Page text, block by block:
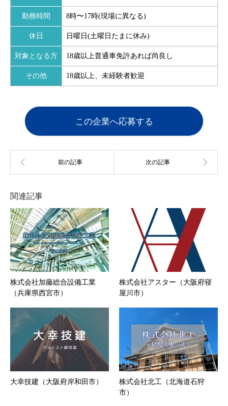
勤務時間 8時〜17時(現場に異なる)
休日 日曜日(土曜日たまに休み)
対象となる方 18歳以上普通車免許あれば尚良し
その他 18歳以上、未経験者歓迎
この企業へ応募する
関連記事
株式会社加藤総合設備工業
（兵庫県西宮市）
株式会社アスター（大阪府寝
屋川市）
大幸技建（大阪府岸和田市）
株式会社北工（北海道石狩
市）